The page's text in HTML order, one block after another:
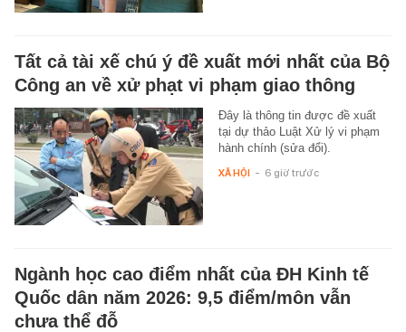
Tất cả tài xế chú ý đề xuất mới nhất của Bộ
Công an về xử phạt vi phạm giao thông
Đây là thông tin được đề xuất
tại dự thảo Luật Xử lý vi phạm
hành chính (sửa đổi).
XÃ HỘI - 6 giờ trước
Ngành học cao điểm nhất của ĐH Kinh tế
Quốc dân năm 2026: 9,5 điểm/môn vẫn
chưa thể đỗ